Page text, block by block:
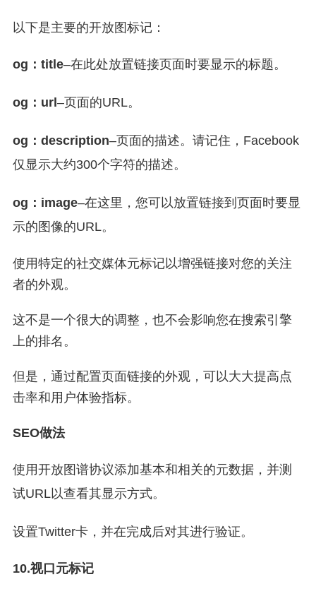
以下是主要的开放图标记：
og：title–在此处放置链接页面时要显示的标题。
og：url –页面的URL。
og：description–页面的描述。请记住，Facebook
仅显示大约300个字符的描述。
og：image–在这里，您可以放置链接到页面时要显
示的图像的URL。
使用特定的社交媒体元标记以增强链接对您的关注
者的外观。
这不是一个很大的调整，也不会影响您在搜索引擎
上的排名。
但是，通过配置页面链接的外观，可以大大提高点
击率和用户体验指标。
SEO做法
使用开放图谱协议添加基本​​和相关的元数据，并测
试URL以查看其显示方式。
设置Twitter卡，并在完成后对其进行验证。
10.视口元标记